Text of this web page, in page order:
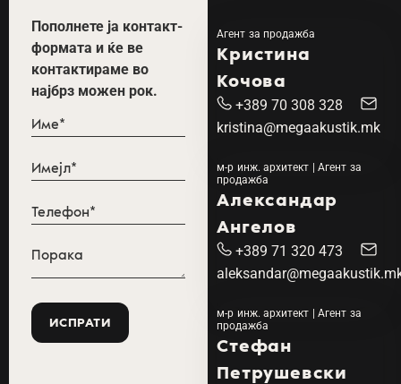
Пополнете ја контакт-
формата и ќе ве
контактираме во
најбрз можен рок.
Агент за продажба
Кристина
Кочова
+389 70 308 328
kristina@megaakustik.mk
м-р инж. архитект | Агент за
продажба
Александар
Ангелов
+389 71 320 473
м-р инж. архитект | Агент за
продажба
Стефан
Петрушевски